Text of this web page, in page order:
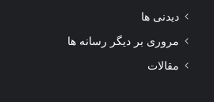
دیدنی ها
مروری بر دیگر رسانه ها
مقالات